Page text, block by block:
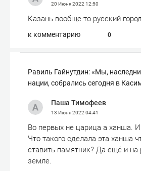
20 Июня 2022 12:50
Казань вообще-то русский город
к комментарию 0
Равиль Гайнутдин: «Мы,
нации, собрались сегодня в
Паша Тимофеев
13 Июня 2022 04:41
Во первых не царица а ханша. И
Что такого сделала эта ханша
ставить памятник? Да ещё и на
земле.